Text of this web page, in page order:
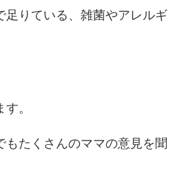
足りている、雑菌やアレルギ
。
もたくさんのママの意見を聞